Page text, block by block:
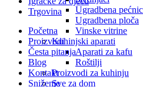
Ugradbena
Ugradbena ploča
Vinske vitrine
Kuhinjski aparati
Aparati za kafu
Roštilji
Proizvodi za kuhinju
Sve za dom
Trgovina
Početna
Proizvodi
Česta pitanja
Blog
Kontakt
Sniženje